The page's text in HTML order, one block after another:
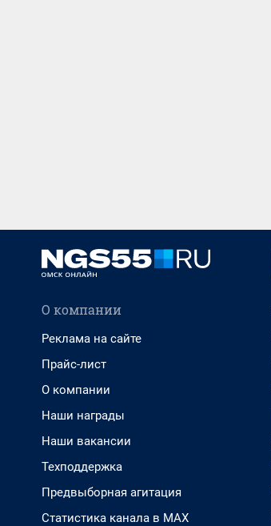
О компании
Реклама на сайте
Прайс-лист
О компании
Наши награды
Наши вакансии
Техподдержка
Предвыборная агитация
Статистика канала в MAX